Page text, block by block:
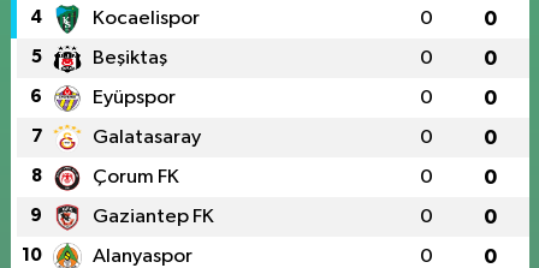
4 Kocaelispor 0 0
5 Beşiktaş 0 0
6 Eyüpspor 0 0
7 Galatasaray 0 0
8 Çorum FK 0 0
9 Gaziantep FK 0 0
10 Alanyaspor 0 0